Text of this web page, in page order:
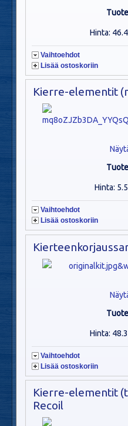
Hinta:
Vaihtoehdot
Lisää ostoskoriin
Kierre-elementit
Hinta:
Vaihtoehdot
Lisää ostoskoriin
Hinta:
Vaihtoehdot
Lisää ostoskoriin
Kierre-elementit
Recoil